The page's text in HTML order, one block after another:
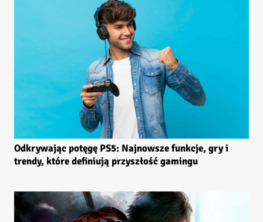
Odkrywając potęgę PS5: Najnowsze funkcje, gry i
trendy, które definiują przyszłość gamingu